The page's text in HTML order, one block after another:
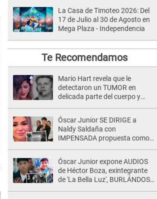
La Casa de Timoteo 2026: Del
17 de Julio al 30 de Agosto en
Mega Plaza - Independencia
Te Recomendamos
Mario Hart revela que le
detectaron un TUMOR en
delicada parte del cuerpo y
muy fuertes..."
Óscar Junior SE DIRIGE a
Naldy Saldaña con
IMPENSADA propuesta como
denuncia: "Otro tipo de ley..."
Óscar Junior expone AUDIOS
de Héctor Boza, exintegrante
de 'La Bella Luz', BURLÁNDOSE